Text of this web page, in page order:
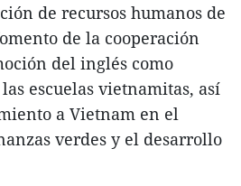
de recursos humanos de
de la cooperación
del inglés como
escuelas vietnamitas, así
a Vietnam en el
verdes y el desarrollo